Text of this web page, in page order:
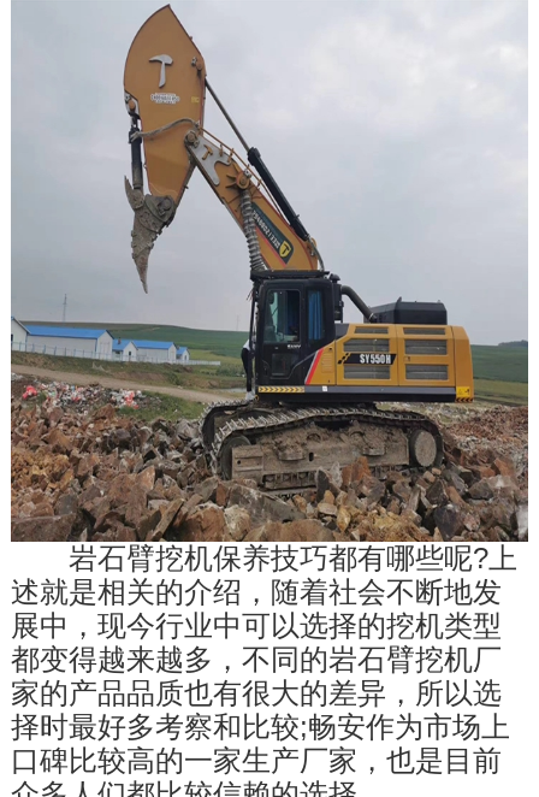
岩石臂挖机保养技巧都有哪些呢?上
述就是相关的介绍，随着社会不断地发
展中，现今行业中可以选择的挖机类型
都变得越来越多，不同的岩石臂挖机厂
家的产品品质也有很大的差异，所以选
择时最好多考察和比较;畅安作为市场上
口碑比较高的一家生产厂家，也是目前